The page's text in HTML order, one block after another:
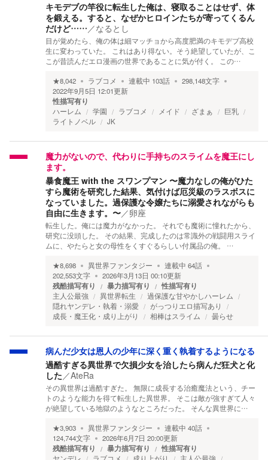
キモデブの竿役に転生した俺は、寝取ることはせず、体
を鍛える。すると、なぜかヒロインたちが寄ってくるん
だけど……／なるとし
目が覚めたら、俺の体は細マッチョから高度肥満のキモデブ高校
生に変わっていた。 これはあり得ない。そう絶望していたが、こ
こが昔読んだエロ漫画の世界であることに気が付く。 この…
★8,042 ラブコメ 連載中 103話 298,148文字
2022年9月5日 12:01更新
性描写有り
ハーレム 学園 ラブコメ メイド ざまぁ
巨乳
ライトノベル
JK
魔力がないので、代わりに手持ちのスライムを魔王にし
ます。
暴食魔王 with the スワンプマン 〜魔力なしの俺がひた
すら魔術を研究した結果、気付けば厄災級のラスボスに
なっていました。過保護な令嬢たちに溺愛されながらも
自由に生きます。〜／卵座
転生した。俺には魔力がなかった。 それでも魔術に憧れたから、
研究に没頭した。 その結果、完成したのは常識外の戦闘用スライ
ムに、やたらと女の母性をくすぐるらしい付属品の俺。 …
★8,698 異世界ファンタジー 連載中 64話
202,553文字 2026年3月13日 00:10更新
残酷描写有り 暴力描写有り 性描写有り
主人公最強 異世界転生
過保護な甘やかしハーレム
隠れヤンデレ・執着・溺愛
がっつりエロ描写あり
成長・魔王化・成り上がり
相棒はスライム 曇らせ
病んだ少女は恩人の少年に深く重く執着するようになる
過酷すぎる異世界で欠損少女を治したら病んだ狂犬と化
した／AteRa
その異世界は過酷すぎた。 無限に成長する治癒魔法という、チー
トのような能力を得て転生した異世界。 そこは敵が強すぎて人々
が絶望している地獄のようなところだった。 そんな異世界に…
★3,903 異世界ファンタジー 連載中 40話
124,744文字 2026年6月7日 20:00更新
残酷描写有り 暴力描写有り 性描写有り